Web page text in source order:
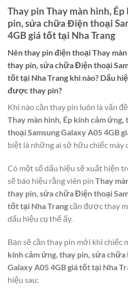
Thay pin Thay màn hình,
pin, sửa chữa Điện thoại
4GB giá tốt tại Nha Trang
Nên thay pin điện thoạiThay
thay pin, sửa chữa Điện thoại
tốt tại Nha Trang khi nào? Dấu
được thay pin?
Khi nào cần thay pin luôn là vấn
Thay màn hình, Ép kính cảm
thoại Samsung Galaxy A05 4GB
biệt là những ai sở hữu chiếc máy
Có một số dấu hiệu sẽ xuất hiện
sẽ báo hiệu rằng viên pin Thay
thay pin, sửa chữa Điện thoại
tốt tại Nha Trangcần được thay
dấu hiệu cụ thể ấy.
Bạn sẽ cần thay pin mới khi chiếc
kính cảm ứng, thay pin, sửa chữa
Galaxy A05 4GB giá tốt tại Nha
hiệu sau: